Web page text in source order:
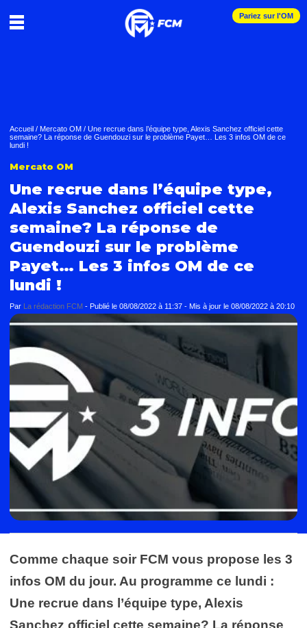
Pariez sur l'OM
Accueil / Mercato OM / Une recrue dans l’équipe type, Alexis Sanchez officiel cette
semaine? La réponse de Guendouzi sur le problème Payet… Les 3 infos OM de ce
lundi !
Mercato OM
Une recrue dans l’équipe type,
Alexis Sanchez officiel cette
semaine? La réponse de
Guendouzi sur le problème
Payet… Les 3 infos OM de ce
lundi !
Par La rédaction FCM - Publié le 08/08/2022 à 11:37 - Mis à jour le 08/08/2022 à 20:10
Comme chaque soir FCM vous propose les 3
infos OM du jour. Au programme ce lundi :
Une recrue dans l’équipe type, Alexis
Sanchez officiel cette semaine? La réponse